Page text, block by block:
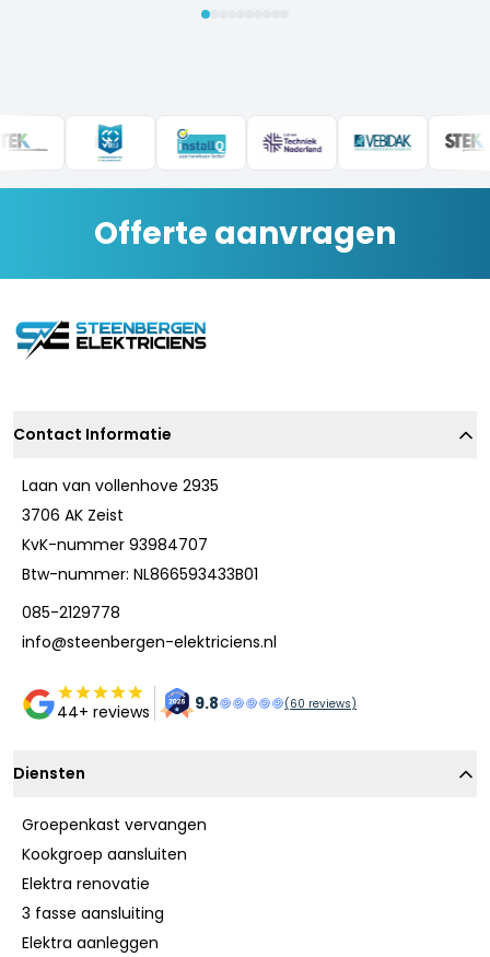
Offerte aanvragen
Contact Informatie
Laan van vollenhove 2935
3706 AK Zeist
KvK-nummer 93984707
Btw-nummer: NL866593433B01
085-2129778
info@steenbergen-elektriciens.nl
44+ reviews 9.8 (60 reviews)
Diensten
Groepenkast vervangen
Kookgroep aansluiten
Elektra renovatie
3 fasse aansluiting
Elektra aanleggen